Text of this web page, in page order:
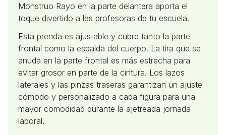
Monstruo Rayo en la parte delantera aporta el
toque divertido a las profesoras de tu escuela.
Esta prenda es ajustable y cubre tanto la parte
frontal como la espalda del cuerpo. La tira que se
anuda en la parte frontal es más estrecha para
evitar grosor en parte de la cintura. Los lazos
laterales y las pinzas traseras garantizan un ajuste
cómodo y personalizado a cada figura para una
mayor comodidad durante la ajetreada jornada
laboral.